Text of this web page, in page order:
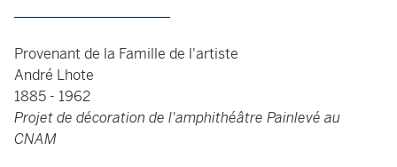
Provenant de la Famille de l'artiste
André Lhote
1885 - 1962
Projet de décoration de l'amphithéâtre Painlevé au
CNAM